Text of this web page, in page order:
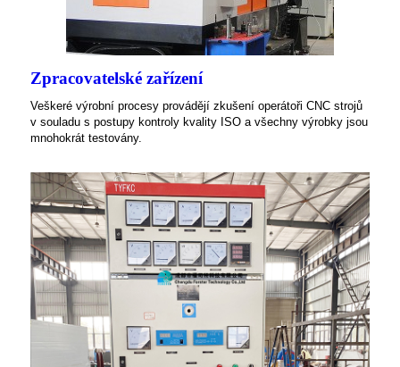
Zpracovatelské zařízení
Veškeré výrobní procesy provádějí zkušení operátoři CNC strojů
v souladu s postupy kontroly kvality ISO a všechny výrobky jsou
mnohokrát testovány.